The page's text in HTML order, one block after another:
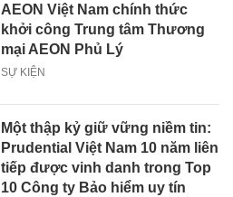
AEON Việt Nam chính thức
khởi công Trung tâm Thương
mại AEON Phủ Lý
SỰ KIỆN
Một thập kỷ giữ vững niềm tin:
Prudential Việt Nam 10 năm liên
tiếp được vinh danh trong Top
10 Công ty Bảo hiểm uy tín